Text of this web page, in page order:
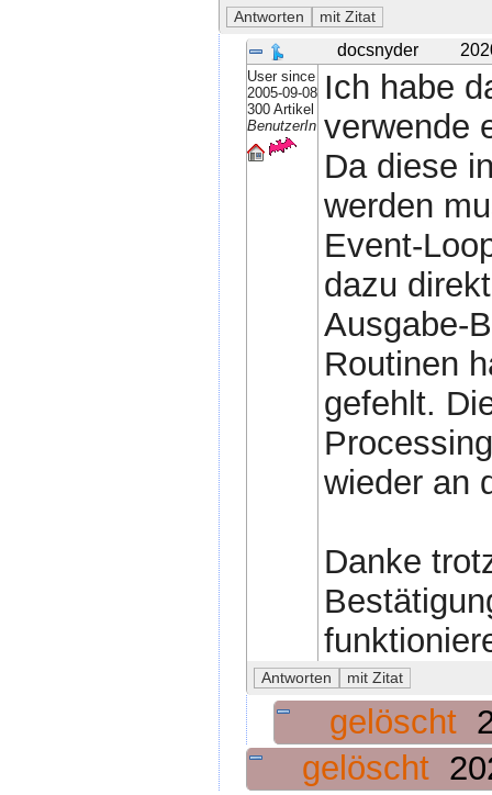
docsnyder
User since
2005-09-08
300 Artikel
BenutzerIn
Ich habe
verwende
Da diese
werden
Event-
dazu
Ausgabe-
Routinen
gefehlt.
wieder an
Danke
gelöscht
gelöscht